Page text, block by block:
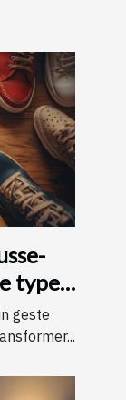
type
geste